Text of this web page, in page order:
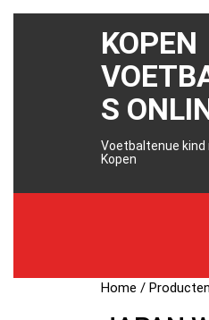
KOPEN
S
Voetbaltenue
Kopen
Home /